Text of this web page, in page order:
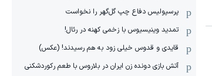
پرسپولیس دفاع چپ گل‌گهر را نخواست
تمدید وینیسیوس با زخمی کهنه در رئال!
قایدی و قدوس خیلی زود به هم رسیدند! (عکس)
آتش بازی دونده زن ایران در بلاروس با طعم رکوردشکنی